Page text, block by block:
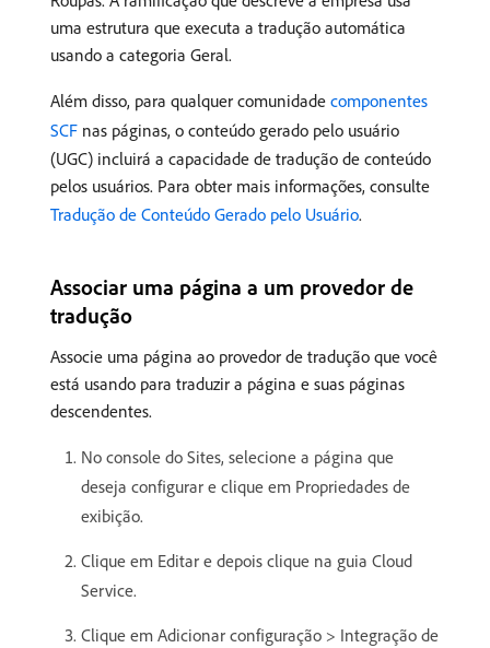
uma estrutura que executa a tradução automática
usando a categoria Geral.
Além disso, para qualquer comunidade componentes
SCF nas páginas, o conteúdo gerado pelo usuário
(UGC) incluirá a capacidade de tradução de conteúdo
pelos usuários. Para obter mais informações, consulte
Tradução de Conteúdo Gerado pelo Usuário.
Associar uma página a um provedor de
tradução
Associe uma página ao provedor de tradução que você
está usando para traduzir a página e suas páginas
descendentes.
No console do Sites, selecione a página que
deseja configurar e clique em Propriedades de
exibição.
Clique em Editar e depois clique na guia Cloud
Service.
Clique em Adicionar configuração > Integração de